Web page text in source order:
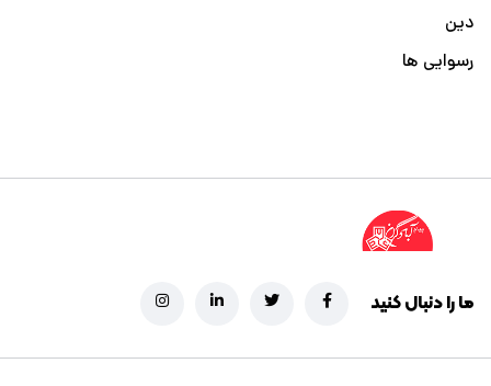
دین
رسوایی ها
ما را دنبال کنید